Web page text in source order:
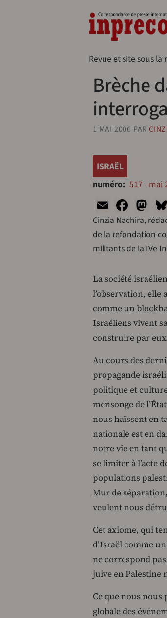
Revue et site sous
Brèche
1 MAI 2006 PAR
ISRAËL
numéro 517 - mai
Email
Cinzia Nachira,
de la refondation
militants de la IVe
La société
l’observation, elle
comme un
Israéliens vivent
construire par
Au cours des
propagande
politique et
mensonge de
nous haïssent en
nationale est en
notre vie en tant
se limiter à l’acte
populations
Mur de
veulent nous
Cet axiome, qui
d’Israël comme
ne correspond
juive en Palestine
Ce que nous nous
globale des